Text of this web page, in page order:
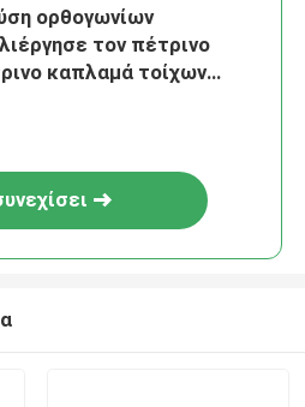
ορθογωνίων
τον πέτρινο
καπλαμά τοίχων